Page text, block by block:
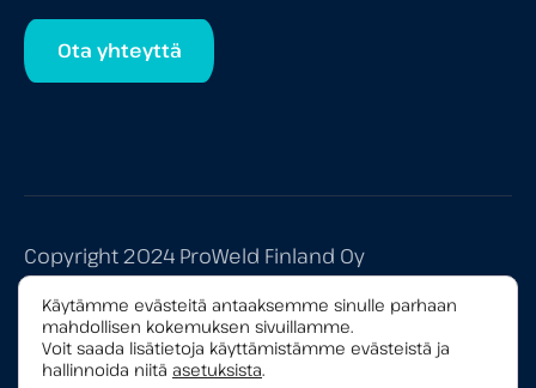
Ota yhteyttä
Copyright 2024 ProWeld Finland Oy
Tietosuojaseloste
Yleiset myyntiehdot
Käytämme evästeitä antaaksemme sinulle parhaan
mahdollisen kokemuksen sivuillamme.
Voit saada lisätietoja käyttämistämme evästeistä ja
hallinnoida niitä asetuksista.